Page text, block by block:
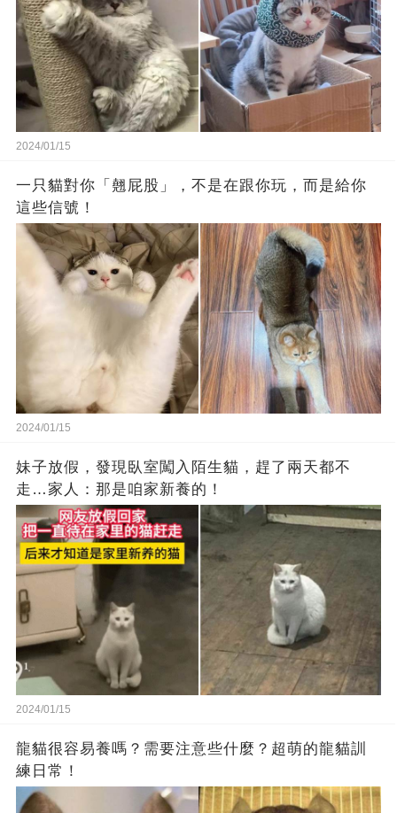
2024/01/15
一只貓對你「翹屁股」，不是在跟你玩，而是給你
這些信號！
2024/01/15
妹子放假，發現臥室闖入陌生貓，趕了兩天都不
走…家人：那是咱家新養的！
2024/01/15
龍貓很容易養嗎？需要注意些什麼？超萌的龍貓訓
練日常！